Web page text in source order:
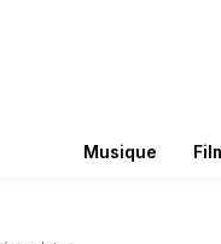
Musique